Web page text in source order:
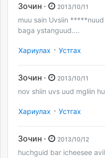
Зочин · 2013/10/11
muu sain Uvsiin
baga ystanguud....
Хариулах · Устгах
Зочин · 2013/10/11
nov shiin uvs uud mgliin
Хариулах · Устгах
Зочин · 2013/10/12
huchguid bar icheesee